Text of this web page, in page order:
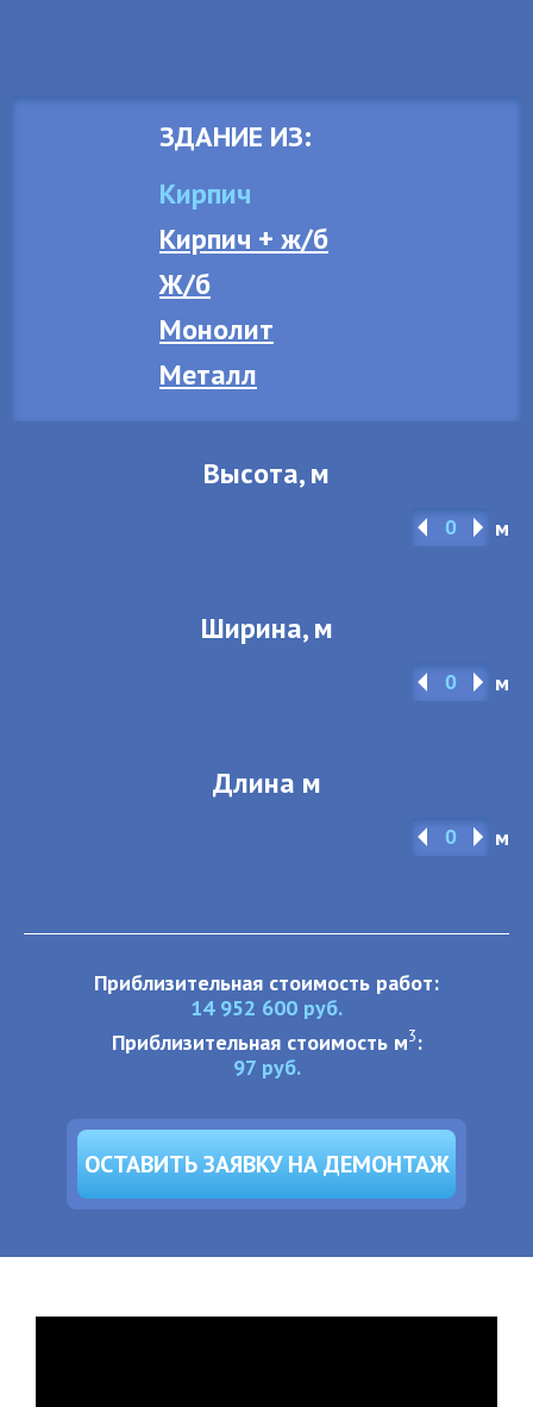
ЗДАНИЕ ИЗ:
Кирпич
Кирпич + ж/б
Ж/б
Монолит
Металл
Высота, м
м
Ширина, м
м
Длина м
м
Приблизительная стоимость работ:
14 952 600 руб.
Приблизительная стоимость м3:
97руб.
ОСТАВИТЬ ЗАЯВКУ НА ДЕМОНТАЖ